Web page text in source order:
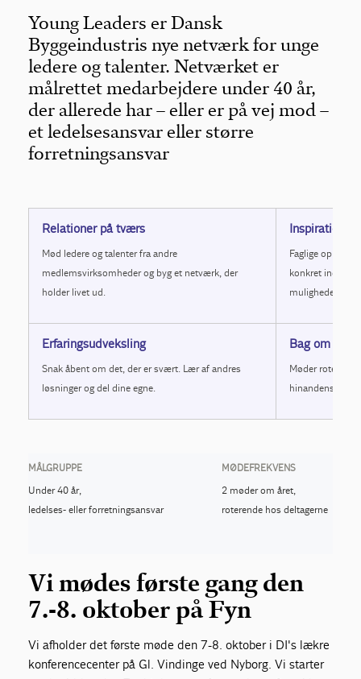
Young Leaders er Dansk
Byggeindustris nye netværk for unge
ledere og talenter. Netværket er
målrettet medarbejdere under 40 år,
der allerede har – eller er på vej mod –
et ledelsesansvar eller større
forretningsansvar
Relationer på tværs
Mød ledere og talenter fra andre
medlemsvirksomheder og byg et netværk, der
holder livet ud.
Inspiration
Faglige oplæg
konkret indsigt i
muligheder.
Erfaringsudveksling
Snak åbent om det, der er svært. Lær af andres
løsninger og del dine egne.
Bag om
Møder roterer
hinandens
MÅLGRUPPE
Under 40 år,
ledelses- eller forretningsansvar
MØDEFREKVENS
2 møder om året,
roterende hos deltagerne
Vi mødes første gang den
7.-8. oktober på Fyn
Vi afholder det første møde den 7-8. oktober i DI's lækre
konferencecenter på Gl. Vindinge ved Nyborg. Vi starter